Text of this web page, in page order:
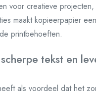
voor creatieve
maakt kopieerpapier
printbehoeften.
tekst en
als voordeel dat het